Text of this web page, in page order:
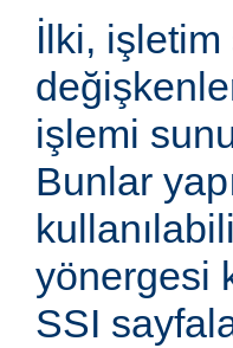
İlki,
işlemi
Bunlar
yönergesi
SSI